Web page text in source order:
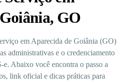
GO
em Aparecida de Goiânia (GO)
administrativas e o credenciamento
Abaixo você encontra o passo a
link oficial e dicas práticas para